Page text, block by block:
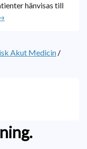
hänvisas till
Akut Medicin /